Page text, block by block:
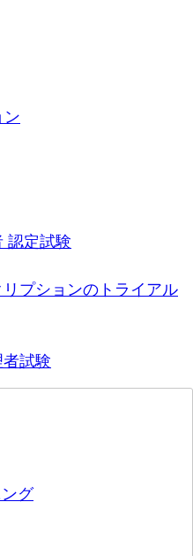
ン
認定試験
プションのトライアル
試験
グ